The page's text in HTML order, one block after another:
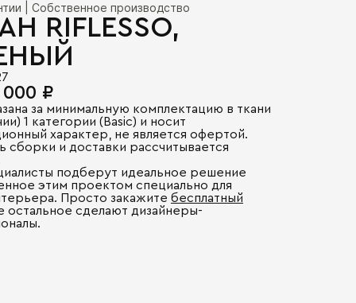
| Собственное производство
RIFLESSO,
000 ₽
за минимальную комплектацию в ткани
1 категории (Basic) и носит
характер, не является офертой.
сборки и доставки рассчитывается
подберут идеальное решение
этим проектом специально для
Просто закажите бесплатный
остальное сделают дизайнеры-